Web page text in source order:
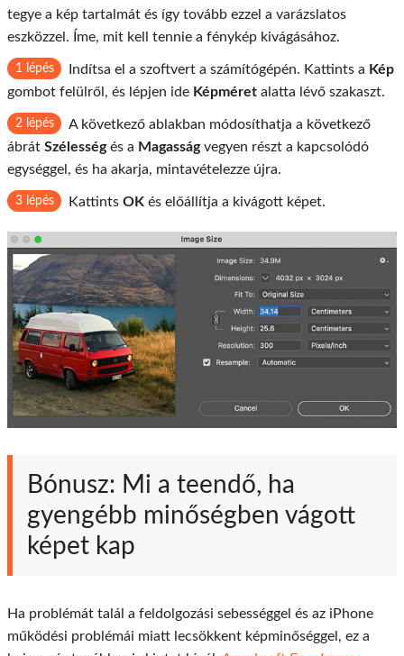
tegye a kép tartalmát és így tovább ezzel a varázslatos
eszközzel. Íme, mit kell tennie a fénykép kivágásához.
1 lépés Indítsa el a szoftvert a számítógépén. Kattints a Kép
gombot felülről, és lépjen ide Képméret alatta lévő szakaszt.
2 lépés
A következő ablakban módosíthatja a következő
ábrát Szélességés a Magasságvegyen részt a kapcsolódó
egységgel, és ha akarja, mintavételezze újra.
3 lépés Kattints OK és előállítja a kivágott képet.
Bónusz: Mi a teendő, ha
gyengébb minőségben vágott
képet kap
Ha problémát talál a feldolgozási sebességgel és az iPhone
működési problémái miatt lecsökkent képminőséggel, ez a